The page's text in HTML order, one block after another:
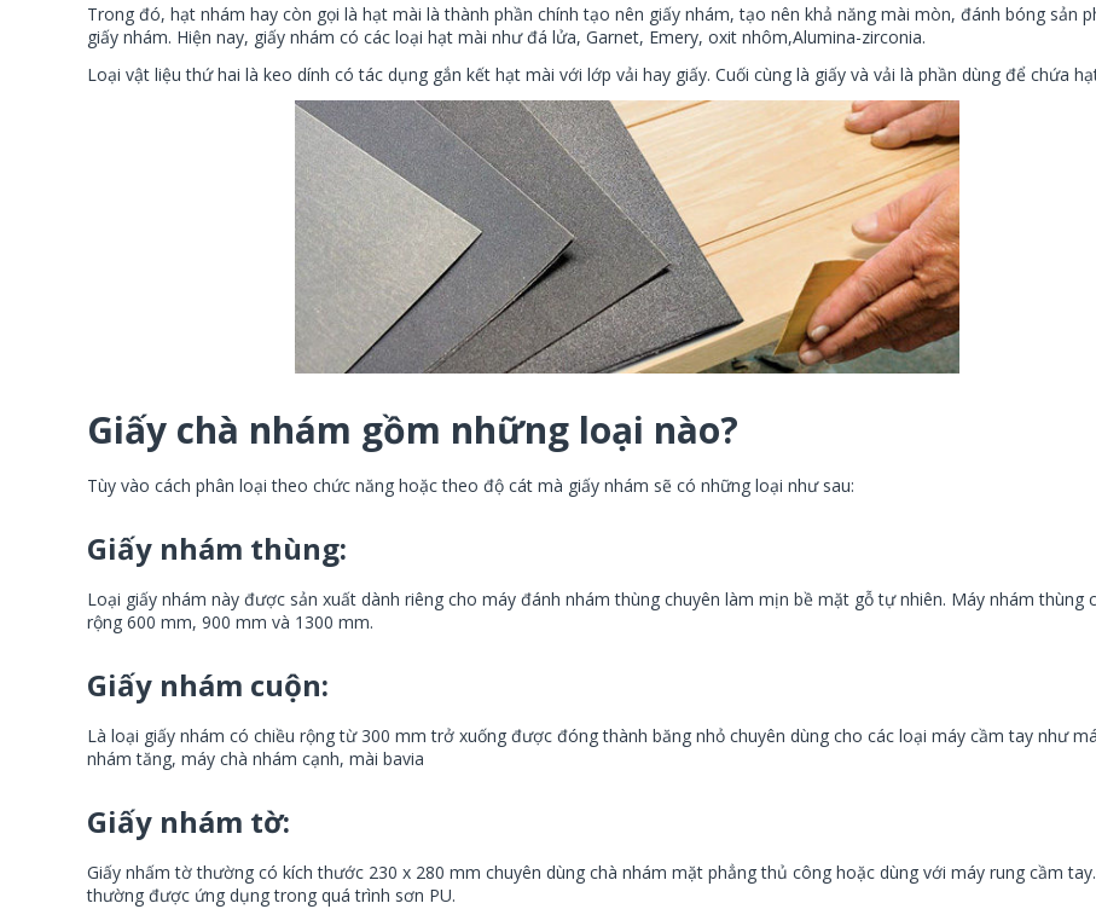
Trong đó, hạt nhám hay còn gọi là hạt mài là thành phần chính tạo nên giấy nhám, tạo nên khả năng mài mòn, đánh bóng sản
giấy nhám. Hiện nay, giấy nhám có các loại hạt mài như đá lửa, Garnet, Emery, oxit nhôm,Alumina-zirconia.
Loại vật liệu thứ hai là keo dính có tác dụng gắn kết hạt mài với lớp vải hay giấy. Cuối cùng là giấy và vải là phần dùng để chứa
Giấy chà nhám gồm những loại nào?
Tùy vào cách phân loại theo chức năng hoặc theo độ cát mà giấy nhám sẽ có những loại như sau:
Giấy nhám thùng:
Loại giấy nhám này được sản xuất dành riêng cho máy đánh nhám thùng chuyên làm mịn bề mặt gỗ tự nhiên. Máy nhám thùng
rộng 600 mm, 900 mm và 1300 mm.
Giấy nhám cuộn:
Là loại giấy nhám có chiều rộng từ 300 mm trở xuống được đóng thành băng nhỏ chuyên dùng cho các loại máy cầm tay như
nhám tăng, máy chà nhám cạnh, mài bavia
Giấy nhám tờ:
Giấy nhấm tờ thường có kích thước 230 x 280 mm chuyên dùng chà nhám mặt phẳng thủ công hoặc dùng với máy rung cầm
thường được ứng dụng trong quá trình sơn PU.